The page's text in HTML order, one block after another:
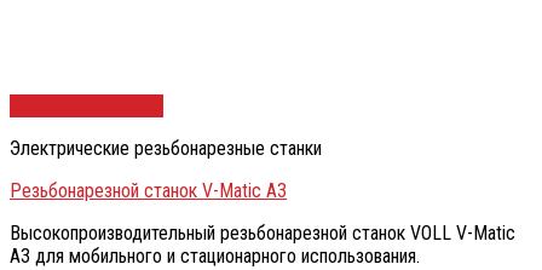
Электрические резьбонарезные станки
Резьбонарезной станок V-Matic A3
Высокопроизводительный резьбонарезной станок VOLL V-Matic
A3 для мобильного и стационарного использования.